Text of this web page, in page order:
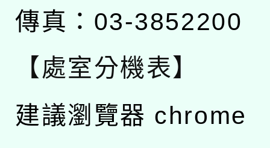
傳真：03-3852200
【處室分機表】
建議瀏覽器 chrome